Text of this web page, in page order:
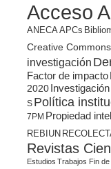
Acceso
ANECAAPCs
Creative Commons
investigación
Factor de impacto
2020 Investigación
S Política
7PM Propiedad
REBIUN
Revistas
Estudios Trabajos Fin